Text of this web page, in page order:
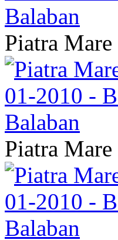
Piatra
Piatra